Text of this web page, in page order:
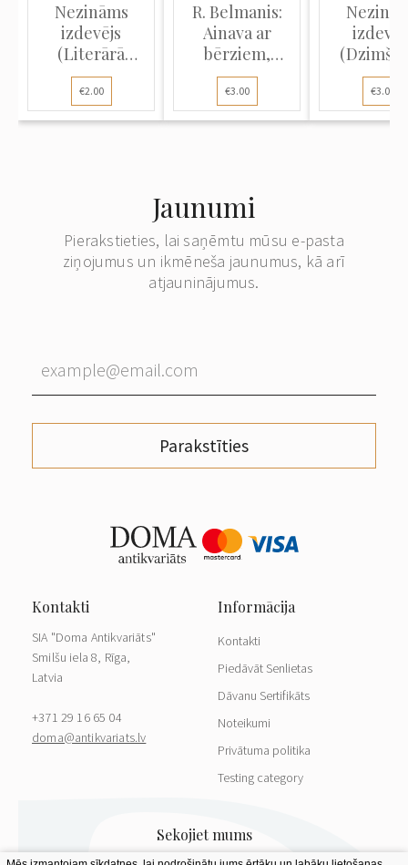
Nezināms
izdevējs
(Literārā
atklātne):
Maijpu...
€2.00
R. Belmanis:
Ainava ar
bērziem,
dzejolis un J...
€3.00
dienas
€3.00
Jaunumi
Pierakstieties, lai saņēmtu mūsu e-pasta
ziņojumus un ikmēneša jaunumus, kā arī
atjauninājumus.
Parakstīties
SIA "Doma Antikvariāts"
Smilšu iela 8, Rīga,
Latvia
+371 29 16 65 04
doma@antikvariats.lv
Kontakti
Piedāvāt Senlietas
Dāvanu Sertifikāts
Noteikumi
Privātuma politika
Testing category